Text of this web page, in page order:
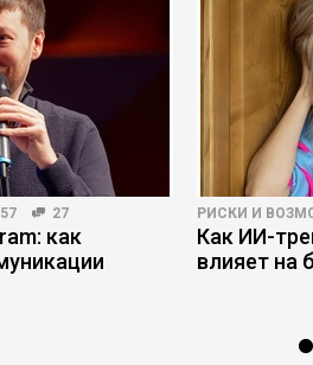
27
как
РИСКИ И
Как ИИ-
влияет на